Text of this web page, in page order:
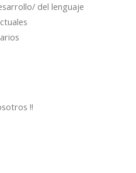
del lenguaje
!!